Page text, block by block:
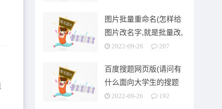
图片批量重命名(怎样给
图片改名字,就是批量改,
可以按顺序排列的)
2022-09-26 207
百度搜题网页版(请问有
什么面向大学生的搜题
app)
2022-09-26 192